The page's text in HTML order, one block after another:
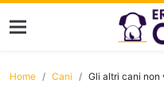
Home Cani Gli altri cani non